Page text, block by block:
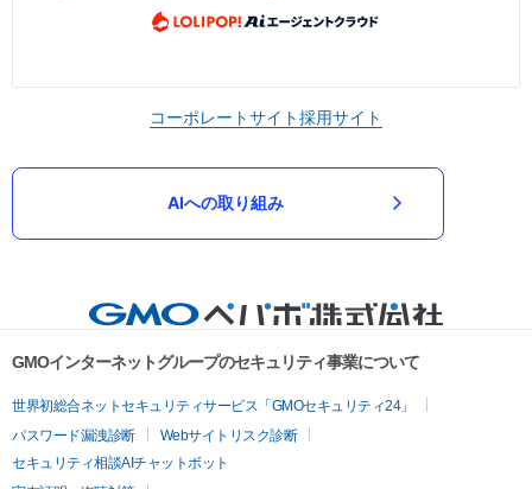
コーポレートサイト採用サイト
AIへの取り組み
GMOインターネットグループのセキュリティ事業について
世界初総合ネットセキュリティサービス「GMOセキュリティ24」
パスワード漏洩診断
Webサイトリスク診断
セキュリティ相談AIチャットボット